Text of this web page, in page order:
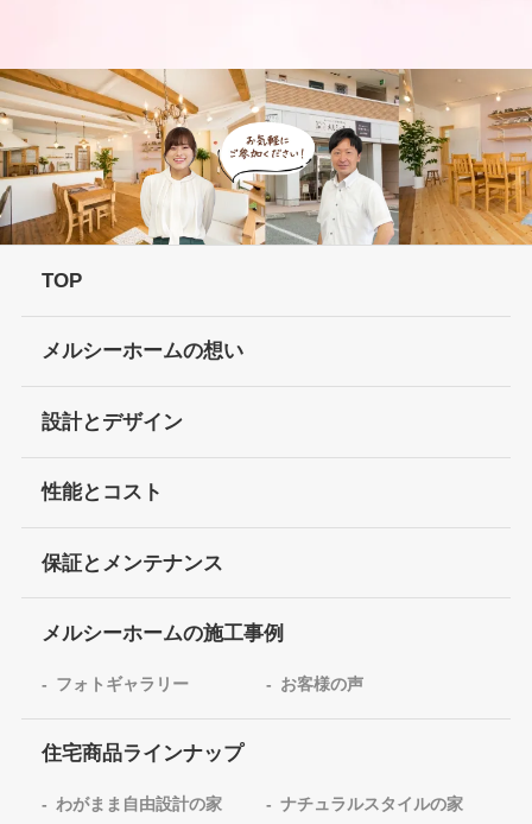
TOP
メルシーホームの想い
設計とデザイン
性能とコスト
保証とメンテナンス
メルシーホームの施工事例
フォトギャラリー お客様の声
住宅商品ラインナップ
わがまま自由設計の家 ナチュラルスタイルの家